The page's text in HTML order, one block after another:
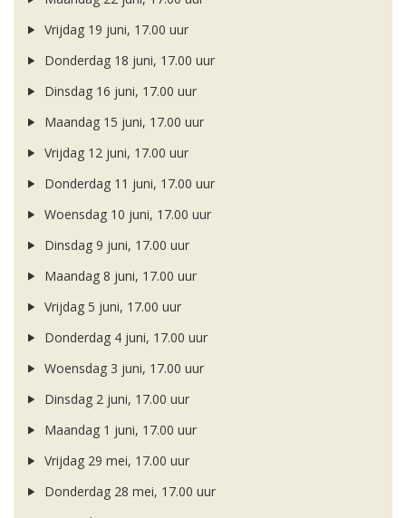
Vrijdag 19 juni, 17.00 uur
Donderdag 18 juni, 17.00 uur
Dinsdag 16 juni, 17.00 uur
Maandag 15 juni, 17.00 uur
Vrijdag 12 juni, 17.00 uur
Donderdag 11 juni, 17.00 uur
Woensdag 10 juni, 17.00 uur
Dinsdag 9 juni, 17.00 uur
Maandag 8 juni, 17.00 uur
Vrijdag 5 juni, 17.00 uur
Donderdag 4 juni, 17.00 uur
Woensdag 3 juni, 17.00 uur
Dinsdag 2 juni, 17.00 uur
Maandag 1 juni, 17.00 uur
Vrijdag 29 mei, 17.00 uur
Donderdag 28 mei, 17.00 uur